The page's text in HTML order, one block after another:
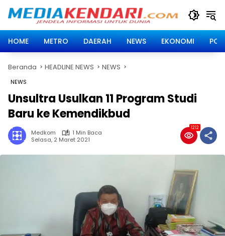
HOME
METRO DAERAH NEWS EKONOMI
Beranda HEADLINE NEWS NEWS
NEWS
Unsultra Usulkan 11 Program Studi
Baru ke Kemendikbud
Medkom
1 Min Baca
Selasa, 2 Maret 2021
1212